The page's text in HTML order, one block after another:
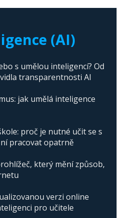
(AI)
s umělou inteligencí? Od
transparentnosti AI
jak umělá inteligence
proč je nutné učit se s
pracovat opatrně
který mění způsob,
verzi online
pro učitele